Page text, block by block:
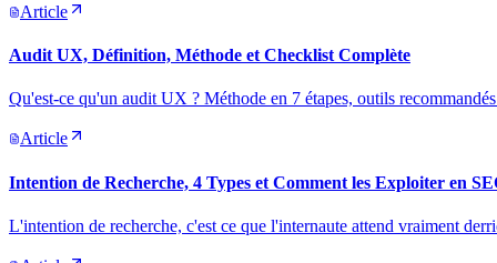
Article
Audit UX, Définition, Méthode et Checklist Complète
Qu'est-ce qu'un audit UX ? Méthode en 7 étapes, outils
Article
Intention de Recherche, 4 Types et Comment les Exploiter en
L'intention de recherche, c'est ce que l'internaute attend vraiment